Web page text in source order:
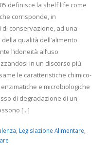
definisce la shelf life come
corrisponde, in
conservazione, ad una
qualità dell’alimento.
l’idoneità all’uso
in un discorso più
le caratteristiche chimico-
e microbiologiche
di degradazione di un
[...]
Legislazione Alimentare